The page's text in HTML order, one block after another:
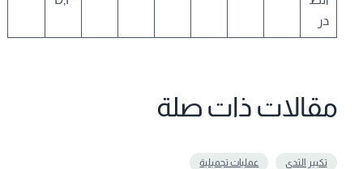
در
مقالات ذات صلة
تكبير الثدي عمليات تجميلية